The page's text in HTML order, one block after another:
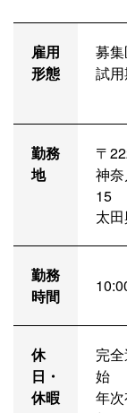
雇用
形態
募集
試用
勤務
地
〒
神
15
太
勤務
時間
休
日・
休暇
完
始
年